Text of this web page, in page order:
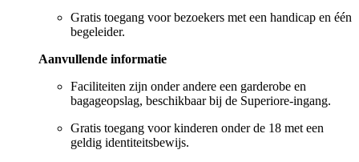
Gratis toegang voor bezoekers met een handicap en één
begeleider.
Aanvullende informatie
Faciliteiten zijn onder andere een garderobe en
bagageopslag, beschikbaar bij de Superiore-ingang.
Gratis toegang voor kinderen onder de 18 met een
geldig identiteitsbewijs.